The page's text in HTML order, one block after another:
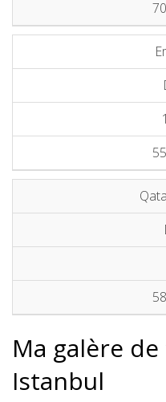
Ma galère
Istanbul